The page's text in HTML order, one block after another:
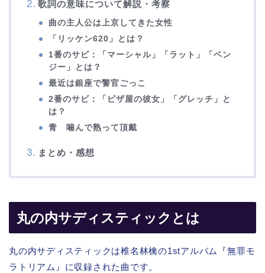
歌詞の意味について解説・考察
曲の主人公は上京してきた女性
「リッケン620」とは？
1番のサビ：「マーシャル」「ラット」「ベン
ジー」とは？
最近は銀座で警官ごっこ
2番のサビ：「ピザ屋の彼女」「グレッチ」と
は？
青 噛んで熟って頂戴
まとめ・感想
丸の内サディスティックとは
丸の内サディスティックは椎名林檎の1stアルバム『無罪モ
ラトリアム』に収録された曲です。